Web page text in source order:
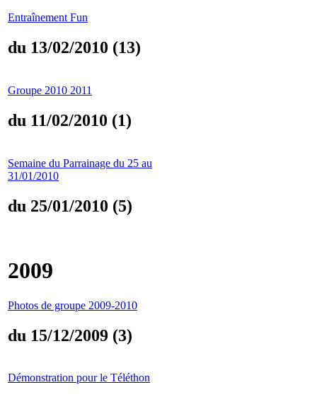
Entraînement Fun
du 13/02/2010 (13)
Groupe 2010 2011
du 11/02/2010 (1)
Semaine du Parrainage du 25 au
31/01/2010
du 25/01/2010 (5)
2009
Photos de groupe 2009-2010
du 15/12/2009 (3)
Démonstration pour le Téléthon